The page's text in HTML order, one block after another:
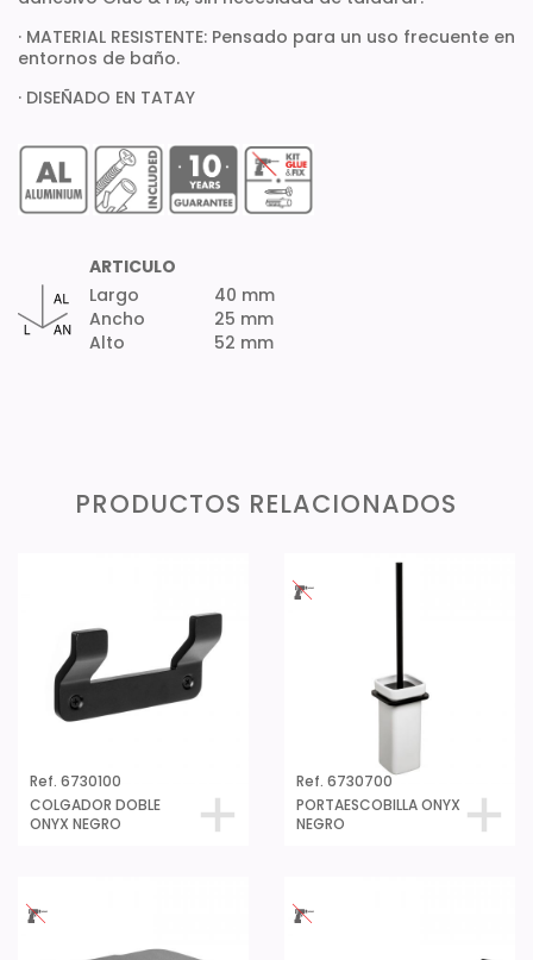
· MATERIAL RESISTENTE: Pensado para un uso frecuente en
entornos de baño.
· DISEÑADO EN TATAY
ARTICULO
Largo
Ancho
Alto
40 mm
25 mm
52 mm
PRODUCTOS RELACIONADOS
Ref. 6730100
COLGADOR DOBLE
ONYX NEGRO
Ref. 6730700
PORTAESCOBILLA ONYX
NEGRO